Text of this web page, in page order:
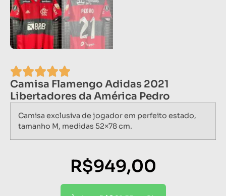
Camisa Flamengo Adidas 2021
Libertadores da América Pedro
Camisa exclusiva de jogador em perfeito estado,
tamanho M, medidas 52×78 cm.
R$949,00